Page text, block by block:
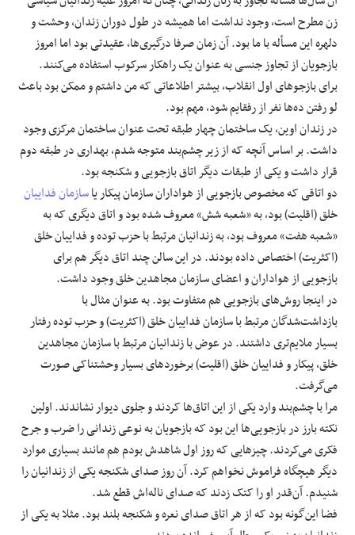
زن مطرح است، وجود نداشت اما همیشه در طول دوران زندان، وحشت و
دلهره این مسأله با ما بود. آن زمان صرفا درگیری‌ها، عقیدتی بود اما امروز
بازجویان از تجاوز جنسی به ‌عنوان یک راهکار سرکوب استفاده می‌کنند.
برای بازجوهای اول انقلاب، بیشتر اطلاعاتی که من داشتم و ممکن بود باعث
لو رفتن ده‌ها نفر از رفقایم شود، مهم بود.
در زندان اوین، یک ساختمان چهار طبقه تحت عنوان ساختمان مرکزی وجود
داشت. بر اساس آنچه که از زیر چشم‌بند متوجه شدم، بهداری در طبقه دوم
قرار داشت و یکی از طبقات دیگر اتاق بازجویی و شکنجه بود.
دو اتاقی که مخصوص بازجویی از هواداران سازمان پیکار یاسازمان فداییان
خلق (اقلیت) بود، به «شعبه شش» معروف شده بود و اتاق دیگری که به
«شعبه هفت» معروف بود، به زندانیان مرتبط با حزب توده و فداییان خلق
(اکثریت) اختصاص داده بودند. در این سالن چند اتاق دیگر هم برای
بازجویی از هواداران و اعضای سازمان مجاهدین خلق وجود داشت.
در اینجا روش‌های بازجویی هم متفاوت بود. به‌ عنوان مثال با
بازداشت‌شدگان مرتبط با سازمان فداییان خلق (اکثریت) و حزب توده رفتار
بسیار ملایم‌تری داشتند. در عوض با زندانیان مرتبط با سازمان مجاهدین
خلق، پیکار و فداییان خلق (اقلیت) برخوردهای بسیار وحشتناکی صورت
می‌گرفت.
مرا با چشم‌بند وارد یکی از این اتاق‌ها کردند و جلوی دیوار نشاندند. اولین
نکته بارز در بازجویی‌ها این بود که بازجویان به ‌نوعی زندانی را ضرب و جرح
فکری می‌کردند. چیزهایی که روز اول شاهدش بودم هم مانند بسیاری موارد
دیگر هیچگاه فراموش نخواهم کرد. آن روز صدای شکنجه یکی از زندانیان را
شنیدم. آن‌قدر او را کتک زدند که صدای ناله‌اش قطع شد.
فضا این‌گونه بود که از هر اتاق صدای نعره و شکنجه بلند بود. مثلا به یکی از